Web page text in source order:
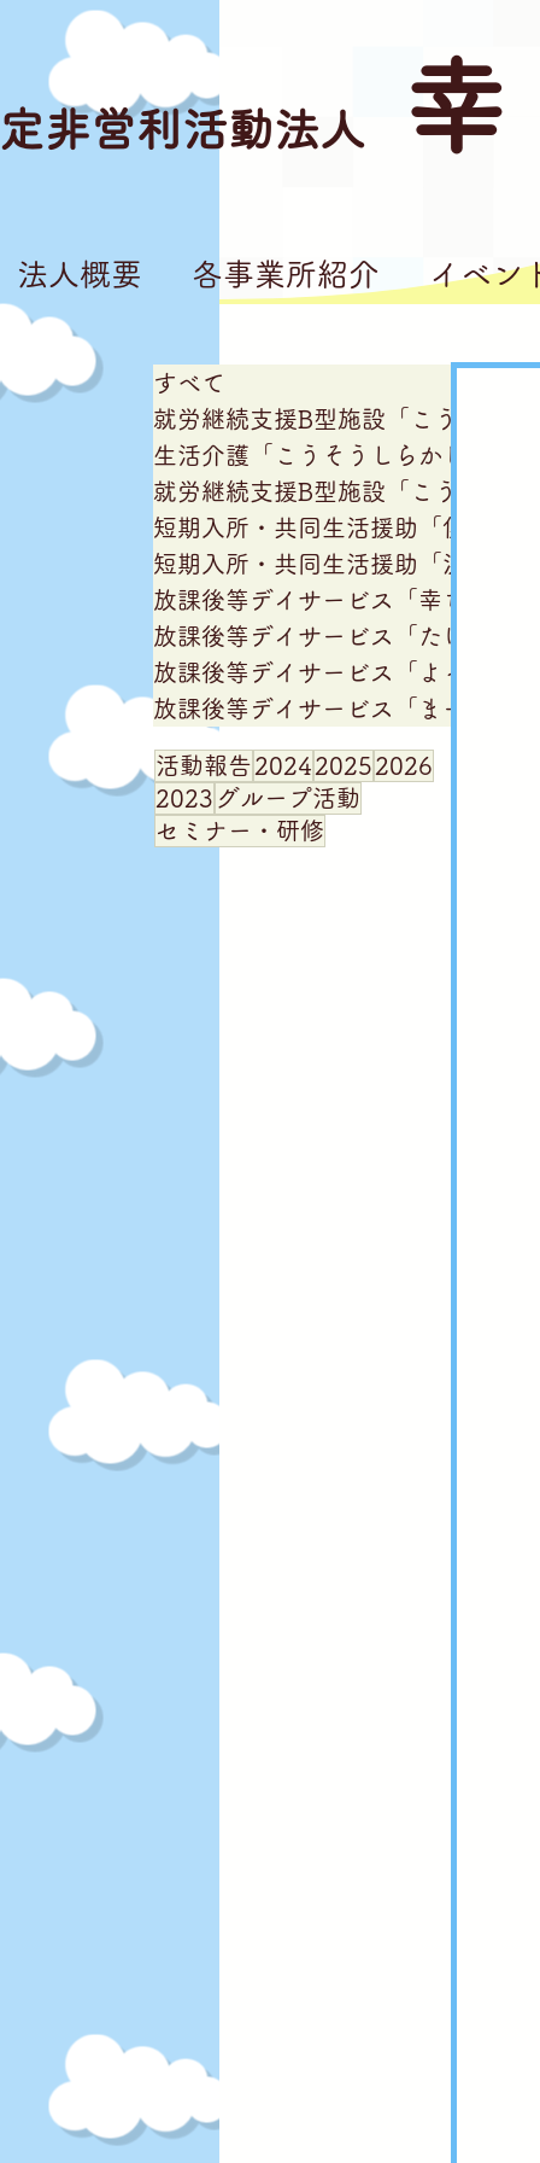
非営利活動法人 幸
法人概要 各事業所紹介 イベン
すべて
就労継続支援B型施設「こうそうし
生活介護「こうそうしらかし台」
就労継続支援B型施設「こうそう亘
短期入所・共同生活援助「僕の家
短期入所・共同生活援助「浜吉田
放課後等デイサービス「幸ちゃん
放課後等デイサービス「たけちゃ
放課後等デイサービス「よっちゃ
放課後等デイサービス「まーちゃ
活動報告 2024 2025 2026
2023 グループ活動
セミナー・研修